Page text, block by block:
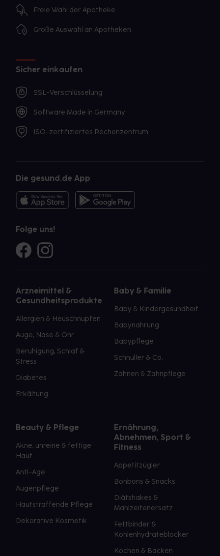
Freie Wahl der Apotheke
Große Auswahl an Apotheken
Sicher einkaufen
SSL-Verschlüsselung
Software Made in Germany
ISO-zertifiziertes Rechenzentrum
Die gesund.de App
Folge uns!
Arzneimittel &
Gesundheitsprodukte
Allergien & Heuschnupfen
Auge, Nase & Ohr
Beruhigung, Schlaf &
Stress
Diabetes
Erkältung
Baby & Familie
Baby & Kindergesundheit
Babynahrung
Babypflege
Schnuller & Co.
Zahnen & Zahnpflege
Beauty & Pflege
Akne, unreine & fettige
Haut
Anti-Age
Augenpflege
Hautstraffende Pflege
Dekorative Kosmetik
Ernährung,
Abnehmen, Sport &
Fitness
Appetitzügler
Bonbons & Snacks
Diätshakes &
Mahlzeitenersatz
Fettbinder &
Kohlenhydrateblocker
Kochen & Backen